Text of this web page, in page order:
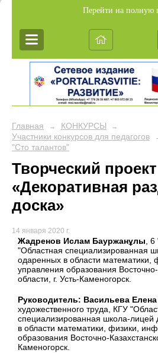
Перейти на полную
Главная → КОНКУРСЫ →
Участники конкурсов для педагогов
"Сто талантов"
Творческий проект
«Декоративная
доска»
14 января 2020 г.
Жадренов Ислам Бауржанұлы, 6
"Областная специализированная
одаренных в области математики,
управления образования Восточно-
области, г. Усть-Каменогорск.
Руководитель: Васильева
художественного труда, КГУ
специализированная школа-лицей
в области математики, физики,
образования Восточно-
Каменогорск.